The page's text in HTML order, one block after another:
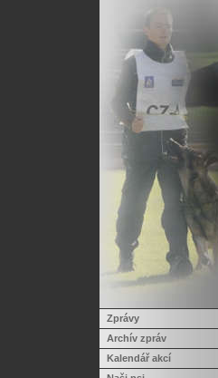
Zprávy
Archív zpráv
Kalendář akcí